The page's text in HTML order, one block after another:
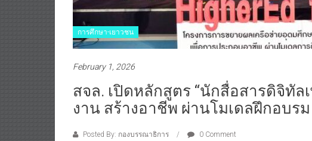
การศึกษา-เยาวชน
สจล. เปิดหลักสูตร “นักสื่อสารดิจิทัล
งาน สร้างอาชีพ ผ่านโมเดลฝึกอบร